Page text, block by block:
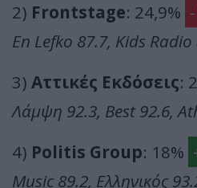
2) Frontstage: 24,9%
En Lefko 87.7, Kids
3) Αττικές Εκδόσεις:
Λάμψη 92.3, Best 92.6,
4) Politis Group: 18%
Music 89.2, Ελληνικός